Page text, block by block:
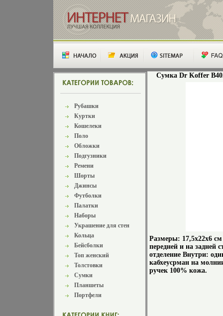
Рубашки
Куртки
Кошелеки
Поло
Обложки
Подгузники
Ремени
Шорты
Джинсы
Футболки
Палатки
Наборы
Украшение для стен
Кольца
Бейсболки
Топ женский
Толстовки
Сумки
Планшеты
Портфели
Сумка Dr Koffer
Размеры: 17,5x22x6
передней и на задней
отделение Внутри:
кабхеусрман на
ручек 100% кожа.